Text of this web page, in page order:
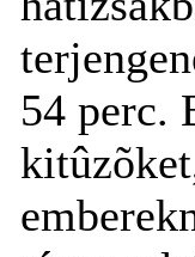
54 perc.